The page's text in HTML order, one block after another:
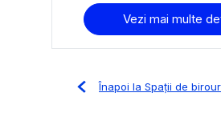
Vezi mai multe
Înapoi la Spații de